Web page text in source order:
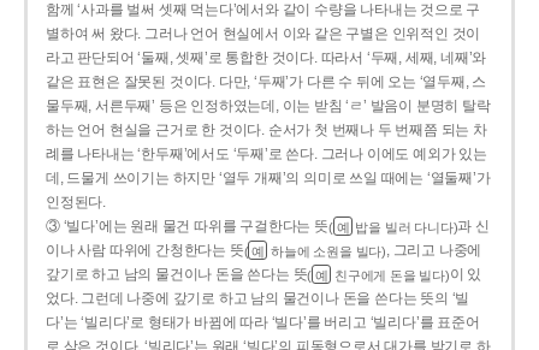
함께 ‘사과를 벌써 셋째 먹는다’에서와 같이 수량을 나타내는 것으로 구
별하여 써 왔다. 그러나 언어 현실에서 이와 같은 구별은 인위적인 것이
라고 판단되어 ‘둘째, 셋째’로 통합한 것이다. 따라서 ‘두째, 세째, 네째’와
같은 표현은 잘못된 것이다. 다만, ‘두째’가 다른 수 뒤에 오는 ‘열두째, 스
물두째, 서른두째’ 등은 인정하였는데, 이는 받침 ‘ㄹ’ 발음이 분명히 탈락
하는 언어 현실을 근거로 한 것이다. 순서가 첫 번째나 두 번째쯤 되는 차
례를 나타내는 ‘한두째’에서도 ‘두째’로 쓴다. 그러나 이에도 예외가 있는
데, 드물게 쓰이기는 하지만 ‘열두 개째’의 의미로 쓰일 때에는 ‘열둘째’가
인정된다.
③ ‘빌다’에는 원래 물건 따위를 구걸한다는 뜻( 예 밥을 빌러 다니다)과 신
이나 사람 따위에 간청한다는 뜻( 예 하늘에 소원을 빌다), 그리고 나중에
갚기로 하고 남의 물건이나 돈을 쓴다는 뜻( 예 친구에게 돈을 빌다)이 있
었다. 그런데 나중에 갚기로 하고 남의 물건이나 돈을 쓴다는 뜻의 ‘빌
다’는 ‘빌리다’로 형태가 바뀜에 따라 ‘빌다’를 버리고 ‘빌리다’를 표준어
로 삼은 것이다. ‘빌리다’는 원래 ‘빌다’의 피동형으로서 대가를 받기로 하